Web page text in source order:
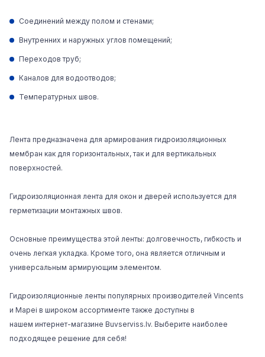
Соединений между полом и стенами;
Внутренних и наружных углов помещений;
Переходов труб;
Каналов для водоотводов;
Температурных швов.
Лента предназначена для армирования гидроизоляционных
мембран как для горизонтальных, так и для вертикальных
поверхностей.
Гидроизоляционная лента для окон и дверей используется для
герметизации монтажных швов.
Основные преимущества этой ленты: долговечность, гибкость и
очень легкая укладка. Кроме того, она является отличным и
универсальным армирующим элементом.
Гидроизоляционные ленты популярных производителей Vincents
и Mapei в широком ассортименте также доступны в
нашем интернет-магазине Buvserviss.lv. Выберите наиболее
подходящее решение для себя!